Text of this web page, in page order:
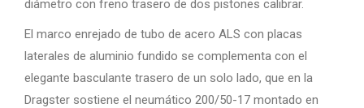
diámetro con freno trasero de dos pistones calibrar.
El marco enrejado de tubo de acero ALS con placas
laterales de aluminio fundido se complementa con el
elegante basculante trasero de un solo lado, que en la
Dragster sostiene el neumático 200/50-17 montado en